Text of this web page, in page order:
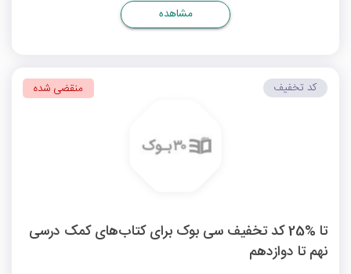
مشاهده
تا %25 کد تخفیف سی بوک برای کتاب‌های کمک درسی
نهم تا دوازدهم
کد تخفیف منقضی شده